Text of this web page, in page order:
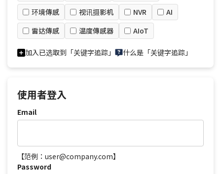
环境傳感 视讯摄影机 NVR
AI
雷达傳感
温度傳感器 AIoT
加入已选取到「关键字追踪」 什么是「关键字追踪」
使用者登入
Email
【范例：user@company.com】
Password